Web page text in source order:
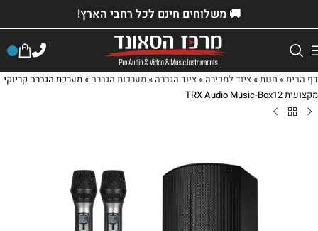
🚚 משלוחים חינם לכל רחבי הארץ!
דף הבית» חנות»ציוד למכירה »ציוד הגברה »מערכות הגברה »מערכת הגברה קריוקי
מקצועית TRX Audio Music-Box12